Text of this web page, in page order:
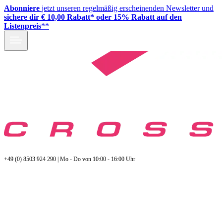
Abonniere jetzt unseren regelmäßig erscheinenden Newsletter und
sichere dir € 10,00 Rabatt* oder 15% Rabatt auf den
Listenpreis**
+49 (0) 8503 924 290 | Mo - Do von 10:00 - 16:00 Uhr